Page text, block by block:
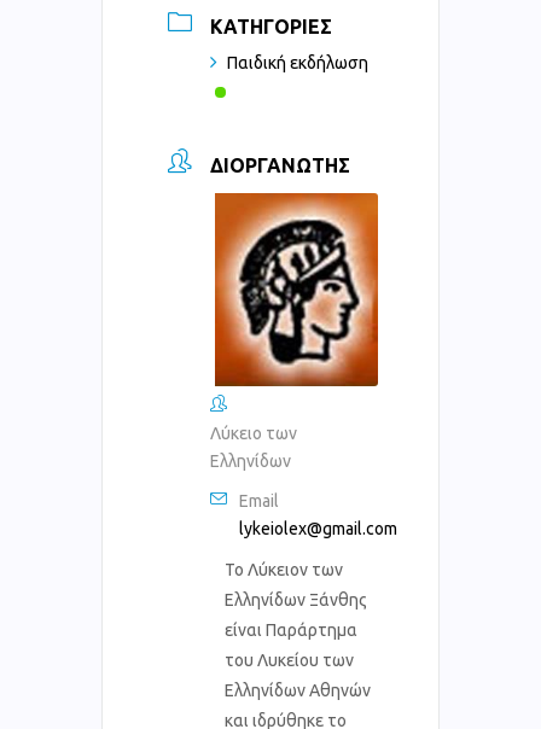
ΚΑΤΗΓΟΡΊΕΣ
Παιδική εκδήλωση
ΔΙΟΡΓΑΝΩΤΉΣ
Λύκειο των
Ελληνίδων
Email
lykeiolex@gmail.com
Το Λύκειον των
Ελληνίδων Ξάνθης
είναι Παράρτημα
του Λυκείου των
Ελληνίδων Αθηνών
και ιδρύθηκε το